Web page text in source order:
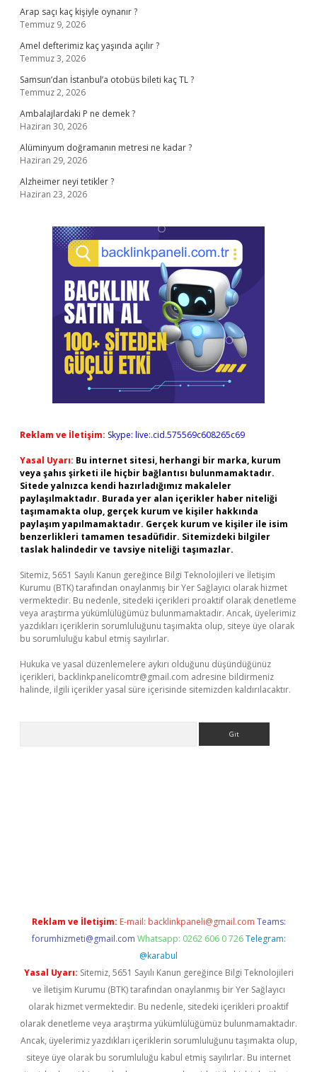
Arap saçı kaç kişiyle oynanır ?
Temmuz 9, 2026
Amel defterimiz kaç yaşında açılır ?
Temmuz 3, 2026
Samsun’dan İstanbul’a otobüs bileti kaç TL ?
Temmuz 2, 2026
Ambalajlardaki P ne demek ?
Haziran 30, 2026
Alüminyum doğramanın metresi ne kadar ?
Haziran 29, 2026
Alzheimer neyi tetikler ?
Haziran 23, 2026
Reklam ve İletişim: Skype: live:.cid.575569c608265c69
Yasal Uyarı: Bu internet sitesi, herhangi bir marka, kurum
veya şahıs şirketi ile hiçbir bağlantısı bulunmamaktadır.
Sitede yalnızca kendi hazırladığımız makaleler
paylaşılmaktadır. Burada yer alan içerikler haber niteliği
taşımamakta olup, gerçek kurum ve kişiler hakkında
paylaşım yapılmamaktadır. Gerçek kurum ve kişiler ile isim
benzerlikleri tamamen tesadüfidir. Sitemizdeki bilgiler
taslak halindedir ve tavsiye niteliği taşımazlar.
Sitemiz, 5651 Sayılı Kanun gereğince Bilgi Teknolojileri ve İletişim
Kurumu (BTK) tarafından onaylanmış bir Yer Sağlayıcı olarak hizmet
vermektedir. Bu nedenle, sitedeki içerikleri proaktif olarak denetleme
veya araştırma yükümlülüğümüz bulunmamaktadır. Ancak, üyelerimiz
yazdıkları içeriklerin sorumluluğunu taşımakta olup, siteye üye olarak
bu sorumluluğu kabul etmiş sayılırlar.
Hukuka ve yasal düzenlemelere aykırı olduğunu düşündüğünüz
içerikleri, backlinkpanelicomtr@gmail.com adresine bildirmeniz
halinde, ilgili içerikler yasal süre içerisinde sitemizden kaldırılacaktır.
Reklam ve İletişim: E-mail: backlinkpaneli@gmail.com Teams:
forumhizmeti@gmail.com Whatsapp: 0262 606 0 726 Telegram:
@karabul
Yasal Uyarı: Sitemiz, 5651 Sayılı Kanun gereğince Bilgi Teknolojileri
ve İletişim Kurumu (BTK) tarafından onaylanmış bir Yer Sağlayıcı
olarak hizmet vermektedir. Bu nedenle, sitedeki içerikleri proaktif
olarak denetleme veya araştırma yükümlülüğümüz bulunmamaktadır.
Ancak, üyelerimiz yazdıkları içeriklerin sorumluluğunu taşımakta olup,
siteye üye olarak bu sorumluluğu kabul etmiş sayılırlar. Bu internet